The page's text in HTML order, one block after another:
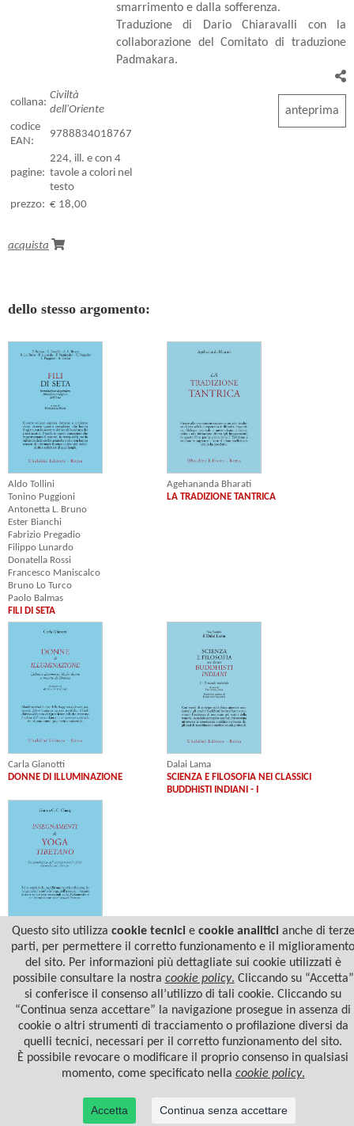
smarrimento e dalla sofferenza.
Traduzione di Dario Chiaravalli con la
collaborazione del Comitato di traduzione
Padmakara.
collana:
Civiltà
dell'Oriente
codice
EAN:
9788834018767
pagine:
224, ill. e con 4
tavole a colori nel
testo
prezzo: € 18,00
acquista
anteprima
dello stesso argomento:
Aldo Tollini
Tonino Puggioni
Antonetta L. Bruno
Ester Bianchi
Fabrizio Pregadio
Filippo Lunardo
Donatella Rossi
Francesco Maniscalco
Bruno Lo Turco
Paolo Balmas
FILI DI SETA
Agehananda Bharati
LA TRADIZIONE TANTRICA
Carla Gianotti
DONNE DI ILLUMINAZIONE
Dalai Lama
SCIENZA E FILOSOFIA NEI CLASSICI
BUDDHISTI INDIANI - I
Garma C. C. Chang
INSEGNAMENTI DI YOGA TIBETANO
© 2022 Casa Editrice Astrolabio - Ubaldini Editore S.r.l. - P.IVA 10323461003 |
Questo sito utilizza cookie tecnicie cookie analiticianche di terze
parti, per permettere il corretto funzionamento e il miglioramento
del sito. Per informazioni più dettagliate sui cookie utilizzati è
possibile consultare la nostra cookie policy. Cliccando su “Accetta”
si conferisce il consenso all’utilizzo di tali cookie. Cliccando su
“Continua senza accettare” la navigazione prosegue in assenza di
cookie o altri strumenti di tracciamento o profilazione diversi da
quelli tecnici, necessari per il corretto funzionamento del sito.
È possibile revocare o modificare il proprio consenso in qualsiasi
momento, come specificato nella cookie policy.
Accetta Continua senza accettare